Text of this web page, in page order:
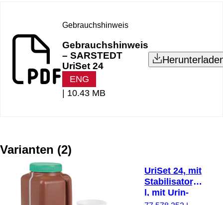
Gebrauchshinweis
Gebrauchshinweis
– SARSTEDT
UriSet 24
ENG
| 10.43 MB
Varianten (2)
UriSet 24, mit
Stabilisator, 3
l, mit Urin-